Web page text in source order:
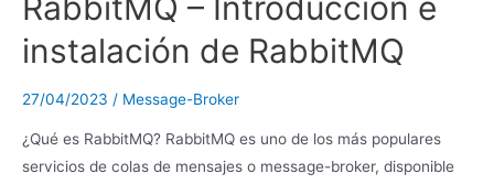
RabbitMQ – Introducción e
instalación de RabbitMQ
27/04/2023 / Message-Broker
¿Qué es RabbitMQ? RabbitMQ es uno de los más populares
servicios de colas de mensajes o message-broker, disponible